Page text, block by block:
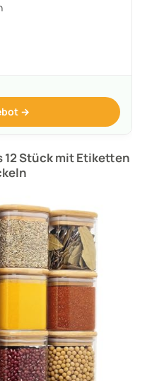
→
12 Stück mit Etiketten